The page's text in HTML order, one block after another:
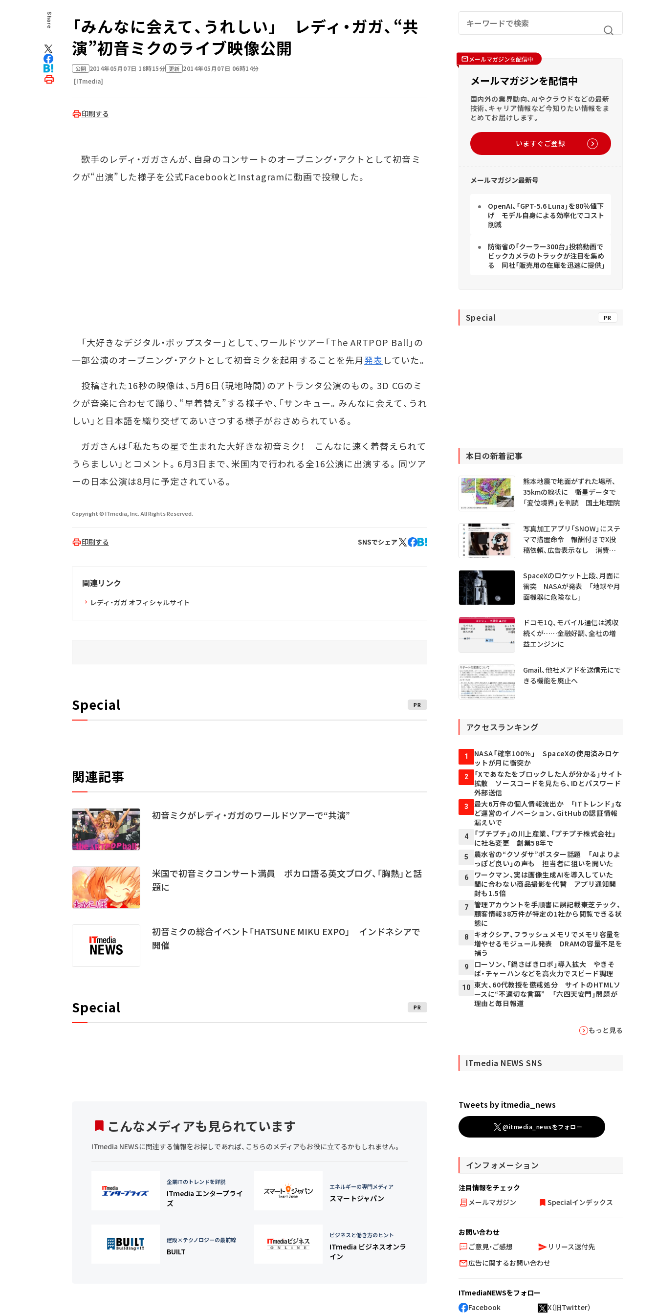
Share
「みんなに会えて、うれしい」 レディ・ガガ、“共
演”初音ミクのライブ映像公開
公開 2014年05月07日 18時15分 更新 2014年05月07日 06時14分
[ITmedia]
印刷する
歌手のレディ・ガガさんが、自身のコンサートのオープニング・アクトとして初音ミ
クが“出演”した様子を公式FacebookとInstagramに動画で投稿した。
「大好きなデジタル・ポップスター」として、ワールドツアー「The ARTPOP Ball」の
一部公演のオープニング・アクトとして初音ミクを起用することを先月発表 していた。
投稿された16秒の映像は、5月6日（現地時間）のアトランタ公演のもの。3D CGのミ
クが音楽に合わせて踊り、“早着替え”する様子や、「サンキュー。みんなに会えて、うれ
しい」と日本語を織り交ぜてあいさつする様子がおさめられている。
ガガさんは「私たちの星で生まれた大好きな初音ミク！ こんなに速く着替えられて
うらましい」とコメント。6月3日まで、米国内で行われる全16公演に出演する。同ツア
ーの日本公演は8月に予定されている。
Copyright © ITmedia, Inc. All Rights Reserved.
印刷する SNSでシェア
関連リンク
レディ・ガガ オフィシャルサイト
Special PR
関連記事
初音ミクがレディ・ガガのワールドツアーで“共演”
米国で初音ミクコンサート満員 ボカロ語る英文ブログ、「胸熱」と話
題に
初音ミクの総合イベント「HATSUNE MIKU EXPO」 インドネシアで
開催
Special PR
こんなメディアも見られています
ITmedia NEWSに関連する情報をお探しであれば、こちらのメディアもお役に立てるかもしれません。
企業ITのトレンドを詳説
ITmedia エンタープライ
ズ
エネルギーの専門メディア
スマートジャパン
建設×テクノロジーの最前線
BUILT
ビジネスと働き方のヒント
ITmedia ビジネスオンラ
イン
メールマガジンを配信中
メールマガジンを配信中
国内外の業界動向、AIやクラウドなどの最新
技術、キャリア情報など今知りたい情報をま
とめてお届けします。
いますぐご登録
メールマガジン最新号
OpenAI、「GPT-5.6 Luna」を80％値下
げ モデル自身による効率化でコスト
削減
防衛省の「クーラー300台」投稿動画で
ビックカメラのトラックが注目を集め
る 同社「販売用の在庫を迅速に提供」
Special PR
本日の新着記事
熊本地震で地面がずれた場所、
35kmの線状に 衛星データで
「変位境界」を判読 国土地理院
写真加工アプリ「SNOW」にステ
マで措置命令 報酬付きでX投
稿依頼、広告表示なし 消費者
SpaceXのロケット上段、月面に
衝突 NASAが発表 「地球や月
面機器に危険なし」
ドコモ1Q、モバイル通信は減収
続くが……金融好調、全社の増
益エンジンに
Gmail、他社メアドを送信元にで
きる機能を廃止へ
アクセスランキング
1
NASA「確率100％」 SpaceXの使用済みロケ
ットが月に衝突か
2
「Xであなたをブロックした人が分かる」サイト
拡散 ソースコードを見たら、IDとパスワード
外部送信
3
最大6万件の個人情報流出か 「ITトレンド」な
ど運営のイノベーション、GitHubの認証情報
漏えいで
4
「プチプチ」の川上産業、「プチプチ株式会社」
に社名変更 創業58年で
5
農水省の“クソダサ”ポスター話題 「AIよりよ
っぽど良い」の声も 担当者に狙いを聞いた
6
ワークマン、実は画像生成AIを導入していた
間に合わない商品撮影を代替 アプリ通知開
封も1.5倍
7
管理アカウントを手順書に誤記載――東芝テック、
顧客情報38万件が特定の1社から閲覧できる状
態に
8
キオクシア、フラッシュメモリでメモリ容量を
増やせるモジュール発表 DRAMの容量不足を
補う
9
ローソン、「鍋さばきロボ」導入拡大 やきそ
ば・チャーハンなどを高火力でスピード調理
10 東大、60代教授を懲戒処分 サイトのHTMLソ
ースに“不適切な言葉” 「六四天安門」問題が
理由と毎日報道
もっと見る
ITmedia NEWS SNS
Tweets by itmedia_news
@itmedia_newsをフォロー
インフォメーション
注目情報をチェック
メールマガジン
Specialインデックス
お問い合わせ
ご意見・ご感想
リリース送付先
広告に関するお問い合わせ
ITmediaNEWSをフォロー
Facebook
X（旧Twitter）